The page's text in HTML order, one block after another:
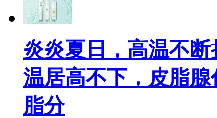
炎炎夏日，高温不
温居高不下，皮脂
脂分